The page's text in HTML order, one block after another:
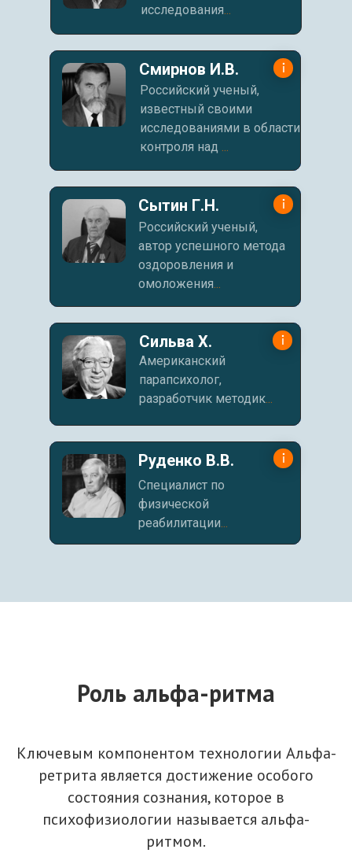
Смирнов И.В.
Российский ученый,
известный своими
исследованиями в области
контроля над ...
Сытин Г.Н.
Российский ученый,
автор успешного метода
оздоровления и
омоложения...
Сильва Х.
Американский
парапсихолог,
разработчик методик...
Руденко В.В.
Специалист по
физической
реабилитации...
исследования...
Роль альфа-ритма
Ключевым компонентом технологии Альфа-
ретрита является достижение особого
состояния сознания, которое в
психофизиологии называется альфа-
ритмом.